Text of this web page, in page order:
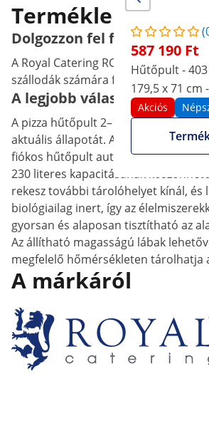
587 190 Ft
Hűtőpult - 403
179,5 x 71 cm
Akciós
Termékleírás
Dolgozzon fel friss
A Royal Catering RCS-230D
szállodák számára fejlesztették ki,
A legjobb választás az
A pizza hűtőpult 2–10 °C-os hűtési
aktuális állapotát. Az automata
fiókos hűtőpult automatikus
230 literes kapacitásának
rekesz további tárolóhelyet kínál,
biológiailag inert, így az
gyorsan és alaposan tisztítható az
Az állítható magasságú lábak
megfelelő hőmérsékleten tárolhatja
A márkáról